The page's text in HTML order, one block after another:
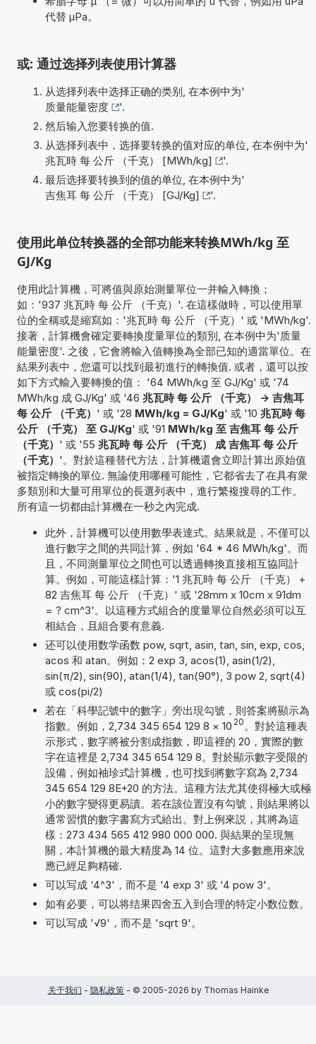
代替 µPa。
或: 通过选择列表使用计算器
从选择列表中选择正确的类别, 在本例中为'
质量能量密度
'.
然后输入您要转换的值.
从选择列表中，选择要转换的值对应的单位, 在本例中为'
兆瓦時 每 公斤 （千克） [MWh/kg]
'.
最后选择要转换到的值的单位, 在本例中为'
吉焦耳 每 公斤 （千克） [GJ/Kg]
'.
使用此单位转换器的全部功能来转换MWh/kg 至
GJ/Kg
使用此計算機，可將值與原始測量單位一并輸入轉換；
如：'937 兆瓦時 每 公斤 （千克）'. 在這樣做時，可以使用單
位的全稱或是縮寫如：'兆瓦時 每 公斤 （千克）' 或 'MWh/kg'.
接著，計算機會確定要轉換度量單位的類別, 在本例中为'质量
能量密度'. 之後，它會將輸入值轉換為全部已知的適當單位。在
結果列表中，您還可以找到最初進行的轉換值. 或者，還可以按
如下方式輸入要轉換的值： '64 MWh/kg 至 GJ/Kg' 或 '74
MWh/kg 成 GJ/Kg' 或 '46 兆瓦時 每 公斤 （千克） -> 吉焦耳
每 公斤 （千克） ' 或 '28 MWh/kg = GJ/Kg' 或 '10 兆瓦時 每
公斤 （千克） 至 GJ/Kg' 或 '91 MWh/kg 至 吉焦耳 每 公斤
（千克） ' 或 '55 兆瓦時 每 公斤 （千克） 成 吉焦耳 每 公斤
（千克） '。對於這種替代方法，計算機還會立即計算出原始值
被指定轉換的單位. 無論使用哪種可能性，它都省去了在具有衆
多類別和大量可用單位的長選列表中，進行繁複搜尋的工作。
所有這一切都由計算機在一秒之內完成.
此外，計算機可以使用數學表達式。結果就是，不僅可以
進行數字之間的共同計算，例如 '64 * 46 MWh/kg'。而
且，不同測量單位之間也可以透過轉換直接相互協同計
算。例如，可能這樣計算：'1 兆瓦時 每 公斤 （千克） +
82 吉焦耳 每 公斤 （千克）' 或 '28mm x 10cm x 91dm
= ? cm^3'。以這種方式組合的度量單位自然必須可以互
相結合，且組合要有意義.
还可以使用数学函数 pow, sqrt, asin, tan, sin, exp, cos,
acos 和 atan。例如：2 exp 3, acos(1), asin(1/2),
sin(π/2), sin(90), atan(1/4), tan(90°), 3 pow 2, sqrt(4)
或 cos(pi/2)
若在「科學記號中的數字」旁出現勾號，則答案將顯示為
指數。例如，2,734 345 654 129 8 × 10 20 。對於這種表
示形式，數字將被分割成指數，即這裡的 20，實際的數
字在這裡是 2,734 345 654 129 8。對於顯示數字受限的
設備，例如袖珍式計算機，也可找到將數字寫為 2,734
345 654 129 8E+20 的方法。這種方法尤其使得極大或極
小的數字變得更易讀。若在該位置沒有勾號，則結果將以
通常習慣的數字書寫方式給出。對上例來説，其將為這
樣：273 434 565 412 980 000 000. 與結果的呈現無
關，本計算機的最大精度為 14 位。這對大多數應用來說
應已經足夠精確.
可以写成 '4^3'，而不是 '4 exp 3' 或 '4 pow 3'。
如有必要，可以将结果四舍五入到合理的特定小数位数。
可以写成 '√9'，而不是 'sqrt 9'。
关于我们 - 隐私政策- © 2005-2026 by Thomas Hainke